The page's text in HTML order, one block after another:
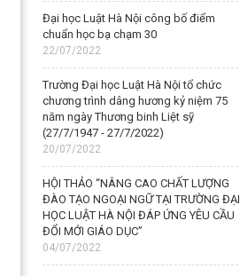
Đại học Luật Hà Nội công bố điểm
chuẩn học bạ chạm 30
22/07/2022
Trường Đại học Luật Hà Nội tổ chức
chương trình dâng hương kỷ niệm 75
năm ngày Thương binh Liệt sỹ
(27/7/1947 - 27/7/2022)
20/07/2022
HỘI THẢO “NÂNG CAO CHẤT LƯỢNG
ĐÀO TẠO NGOẠI NGỮ TẠI TRƯỜNG ĐẠI
HỌC LUẬT HÀ NỘI ĐÁP ỨNG YÊU CẦU
ĐỔI MỚI GIÁO DỤC”
04/07/2022